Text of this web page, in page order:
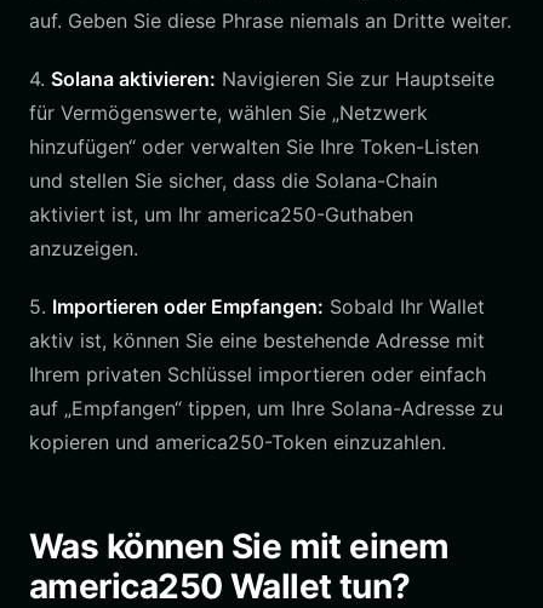
auf. Geben Sie diese Phrase niemals an Dritte weiter.
4. Solana aktivieren: Navigieren Sie zur Hauptseite
für Vermögenswerte, wählen Sie „Netzwerk
hinzufügen“ oder verwalten Sie Ihre Token-Listen
und stellen Sie sicher, dass die Solana-Chain
aktiviert ist, um Ihr america250-Guthaben
anzuzeigen.
5. Importieren oder Empfangen: Sobald Ihr Wallet
aktiv ist, können Sie eine bestehende Adresse mit
Ihrem privaten Schlüssel importieren oder einfach
auf „Empfangen“ tippen, um Ihre Solana-Adresse zu
kopieren und america250-Token einzuzahlen.
Was können Sie mit einem
america250 Wallet tun?